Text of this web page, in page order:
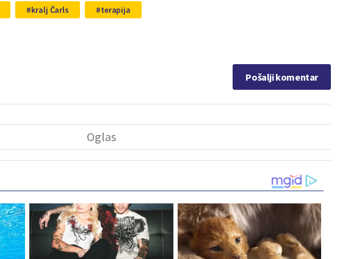
kralj Čarls terapija
Pošalji komentar